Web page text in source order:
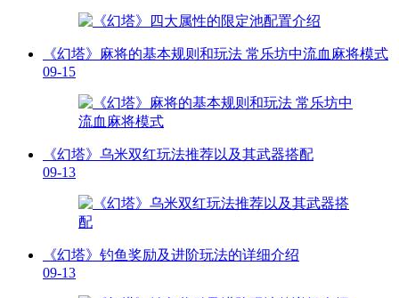
《幻塔》麻将的基本规则和玩法 常乐坊中流血麻将模式
09-15
《幻塔》乌米双红玩法推荐以及其武器搭配
09-13
《幻塔》钓鱼奖励及进阶玩法的详细介绍
09-13